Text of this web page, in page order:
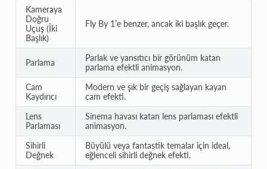
Kameraya
Doğru
Uçuş (İki
Başlık)
Fly By 1’e benzer, ancak iki başlık geçer.
Parlama
Parlak ve yansıtıcı bir görünüm katan
parlama efektli animasyon.
Cam
Kaydırıcı
Modern ve şık bir geçiş sağlayan kayan
cam efekti.
Lens
Parlaması
Sinema havası katan lens parlaması efektli
animasyon.
Sihirli
Değnek
Büyülü veya fantastik temalar için ideal,
eğlenceli sihirli değnek efekti.